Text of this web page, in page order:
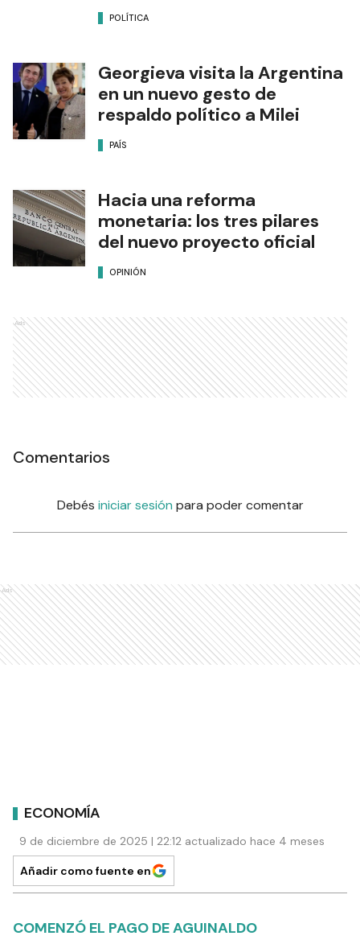
POLÍTICA
Georgieva visita la Argentina
en un nuevo gesto de
respaldo político a Milei
PAÍS
Hacia una reforma
monetaria: los tres pilares
del nuevo proyecto oficial
OPINIÓN
Ads
Comentarios
Debés iniciar sesión para poder comentar
Ads
ECONOMÍA
9 de diciembre de 2025 | 22:12 actualizado hace 4 meses
Añadir como fuente en
COMENZÓ EL PAGO DE AGUINALDO